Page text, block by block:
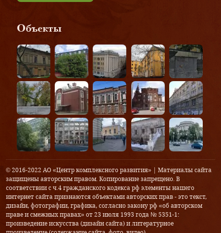
Объекты
© 2016-2022 АО «Центр комплексного развития» | Материалы сайта
защищены авторским правом. Копирование запрещено. В
соответствии с ч.4 гражданского кодекса рф элементы нашего
интернет сайта признаются объектами авторских прав - это текст,
дизайн, фотографии, графика, согласно закону рф «об авторском
праве и смежных правах» от 23 июля 1993 года № 5351-1:
произведение искусства (дизайн сайта) и литературное